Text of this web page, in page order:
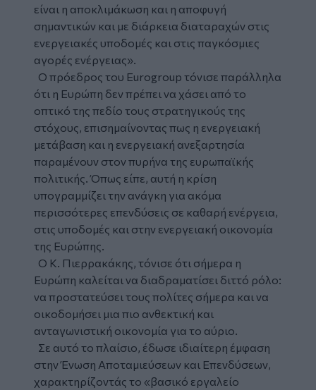
είναι η αποκλιμάκωση και η αποφυγή
σημαντικών και με διάρκεια διαταραχών στις
ενεργειακές υποδομές και στις παγκόσμιες
αγορές ενέργειας».
Ο πρόεδρος του Eurogroup τόνισε παράλληλα
ότι η Ευρώπη δεν πρέπει να χάσει από το
οπτικό της πεδίο τους στρατηγικούς της
στόχους, επισημαίνοντας πως η ενεργειακή
μετάβαση και η ενεργειακή ανεξαρτησία
παραμένουν στον πυρήνα της ευρωπαϊκής
πολιτικής. Όπως είπε, αυτή η κρίση
υπογραμμίζει την ανάγκη για ακόμα
περισσότερες επενδύσεις σε καθαρή ενέργεια,
στις υποδομές και στην ενεργειακή οικονομία
της Ευρώπης.
Ο Κ. Πιερρακάκης, τόνισε ότι σήμερα η
Ευρώπη καλείται να διαδραματίσει διττό ρόλο:
να προστατεύσει τους πολίτες σήμερα και να
οικοδομήσει μια πιο ανθεκτική και
ανταγωνιστική οικονομία για το αύριο.
Σε αυτό το πλαίσιο, έδωσε ιδιαίτερη έμφαση
στην Ένωση Αποταμιεύσεων και Επενδύσεων,
χαρακτηρίζοντάς το «βασικό εργαλείο